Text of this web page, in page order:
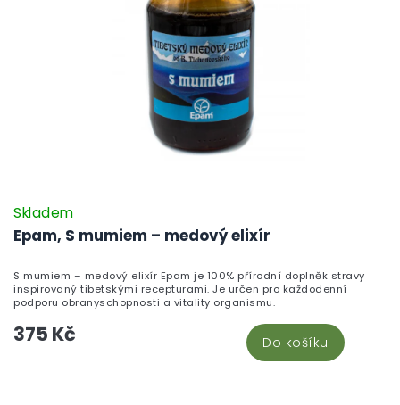
Epam, S mumiem – medový elixír
Skladem
375 Kč Do košíku
S mumiem – medový elixír Epam je 100% přírodní doplněk stravy
inspirovaný tibetskými recepturami. Je určen pro každodenní
podporu obranyschopnosti a vitality organismu.